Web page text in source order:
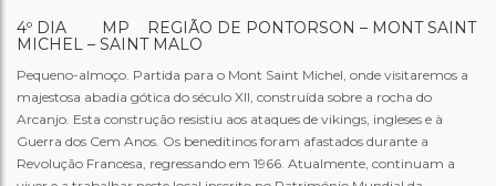
4º DIA MP REGIÃO DE PONTORSON – MONT SAINT
MICHEL – SAINT MALO
Pequeno-almoço. Partida para o Mont Saint Michel, onde visitaremos a
majestosa abadia gótica do século XII, construída sobre a rocha do
Arcanjo. Esta construção resistiu aos ataques de vikings, ingleses e à
Guerra dos Cem Anos. Os beneditinos foram afastados durante a
Revolução Francesa, regressando em 1966. Atualmente, continuam a